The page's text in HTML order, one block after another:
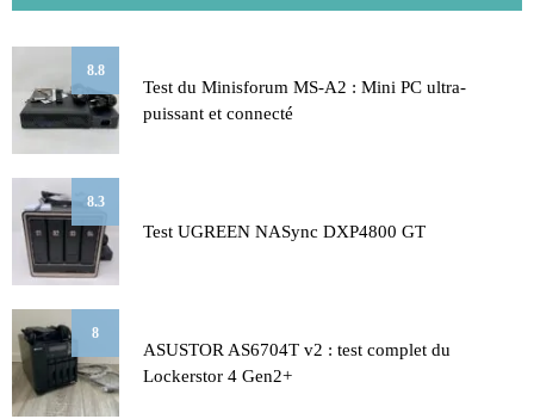
8.8
Test du Minisforum MS-A2 : Mini PC ultra-
puissant et connecté
8.3
Test UGREEN NASync DXP4800 GT
8
ASUSTOR AS6704T v2 : test complet du
Lockerstor 4 Gen2+